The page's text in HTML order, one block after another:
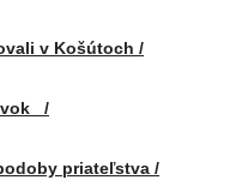
v Košútoch /
/
priateľstva /